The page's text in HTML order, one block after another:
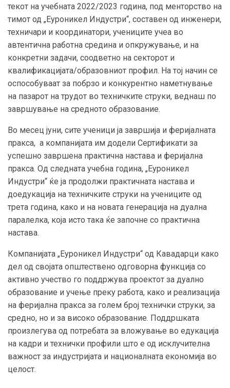
текот на учебната 2022/2023 година, под менторство на
тимот од „Еуроникел Индустри“, составен од инженери,
техничари и координатори, учениците учеа во
автентична работна средина и опкружување, и на
конкретни задачи, соодветно на секторот и
квалификацијата/образовниот профил. На тој начин се
оспособуваат за побрзо и конкурентно наметнување
на пазарот на трудот во техничките струки, веднаш по
завршување на средното образование.
Во месец јуни, сите ученици ја завршија и феријалната
пракса, а компанијата им додели Сертификати за
успешно завршена практична настава и феријална
пракса. Од следната учебна година, „Еуроникел
Индустри“ ќе ја продолжи практичната настава и
доедукација на техничките струки на учениците од
трета година, како и на новата генерација на дуална
паралелка, која исто така ќе започне со практична
настава.
Компанијата „Еуроникел Индустри“ од Кавадарци како
дел од својата општествено одговорна функција со
активно учество го поддржува проектот за дуално
образование и учење преку работа, како и реализација
на феријална пракса за голем број технички струки, за
средно, но и за високо образование. Поддршката
произлегува од потребата за вложување во едукација
на кадри и технички профили што е од исклучителна
важност за индустријата и националната економија во
целост.